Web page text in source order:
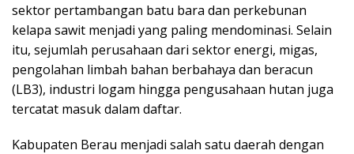
sektor pertambangan batu bara dan perkebunan
kelapa sawit menjadi yang paling mendominasi. Selain
itu, sejumlah perusahaan dari sektor energi, migas,
pengolahan limbah bahan berbahaya dan beracun
(LB3), industri logam hingga pengusahaan hutan juga
tercatat masuk dalam daftar.
Kabupaten Berau menjadi salah satu daerah dengan